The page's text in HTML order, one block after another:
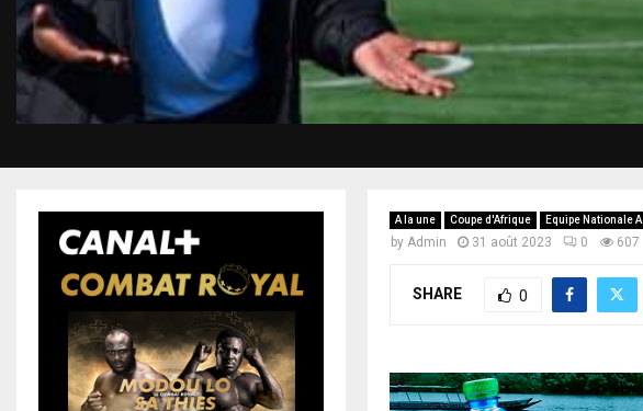
A la une Coupe d'Afrique Equipe Nationale A
by Admin 31 août 2023 0 607
SHARE 0